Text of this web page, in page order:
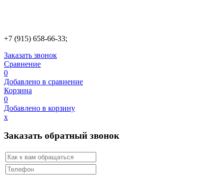
+7 (915) 658-66-33;
Заказать звонок
Сравнение
0
Добавлено в сравнение
Корзина
0
Добавлено в корзину
х
Заказать обратный звонок